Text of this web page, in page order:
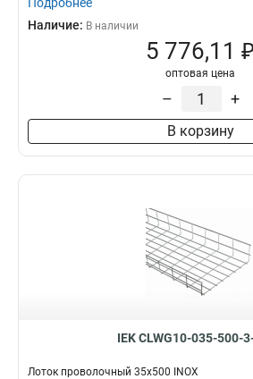
Наличие: В наличии
5 776,11 ₽
оптовая цена
– +
В корзину
IEK CLWG10-035-500-
Лоток проволочный 35х500 INOX